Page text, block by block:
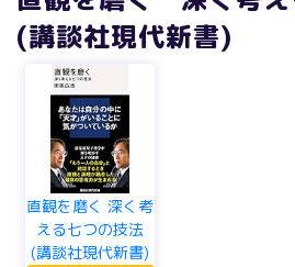
(講談社現代新書)
直観を磨く 深く考
える七つの技法
(講談社現代新書)